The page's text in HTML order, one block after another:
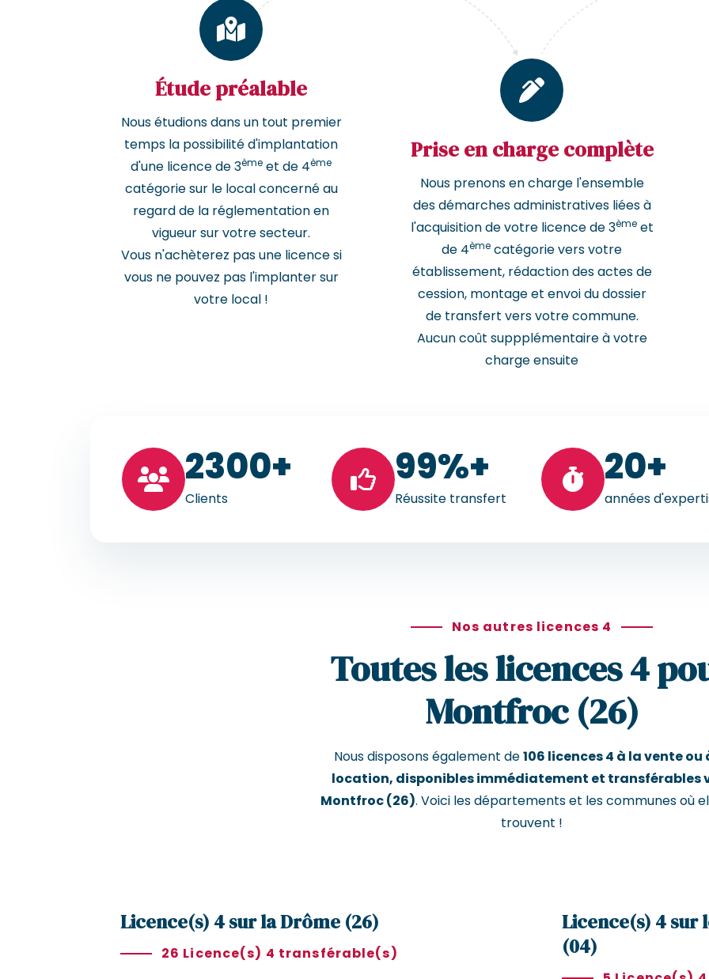
Étude préalable
Nous étudions dans un tout premier
temps la possibilité d'implantation
d'une licence de 3ème et de 4ème
catégorie sur le local concerné au
regard de la réglementation en
vigueur sur votre secteur.
Vous n'achèterez pas une licence si
vous ne pouvez pas l'implanter sur
votre local !
Prise en charge complète
Nous prenons en charge l'ensemble
des démarches administratives liées à
l'acquisition de votre licence de 3èmeet
de 4ème catégorie vers votre
établissement, rédaction des actes de
cession, montage et envoi du dossier
de transfert vers votre commune.
Aucun coût suppplémentaire à votre
charge ensuite
2300+
Clients
99%+
Réussite transfert
20+
années
Nos autres licences 4
Toutes les licences 4
Montfroc (26)
Nous disposons également de106 licences 4 à la vente ou
location, disponibles immédiatement et transférables
Montfroc (26). Voici les départements et les communes où
trouvent !
Licence(s) 4 sur la Drôme (26)
26 Licence(s) 4 transférable(s)
Licence(s) 4 sur
(04)